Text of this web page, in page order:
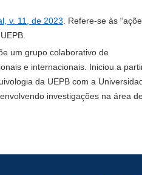
v. 11, de 2023 . Refere-se às
um grupo colaborativo de
e internacionais. Iniciou a
da UEPB com a
investigações na área